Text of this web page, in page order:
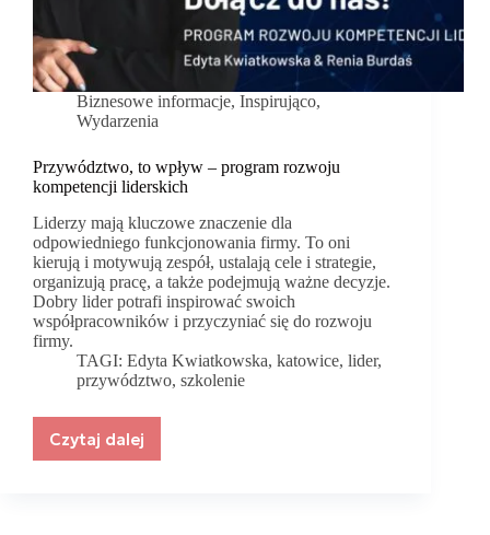
Biznesowe informacje, Inspirująco,
Wydarzenia
Przywództwo, to wpływ – program rozwoju
kompetencji liderskich
Liderzy mają kluczowe znaczenie dla
odpowiedniego funkcjonowania firmy. To oni
kierują i motywują zespół, ustalają cele i strategie,
organizują pracę, a także podejmują ważne decyzje.
Dobry lider potrafi inspirować swoich
współpracowników i przyczyniać się do rozwoju
firmy.
TAGI: Edyta Kwiatkowska,katowice,lider,
przywództwo, szkolenie
Czytaj dalejPrzywództwo,